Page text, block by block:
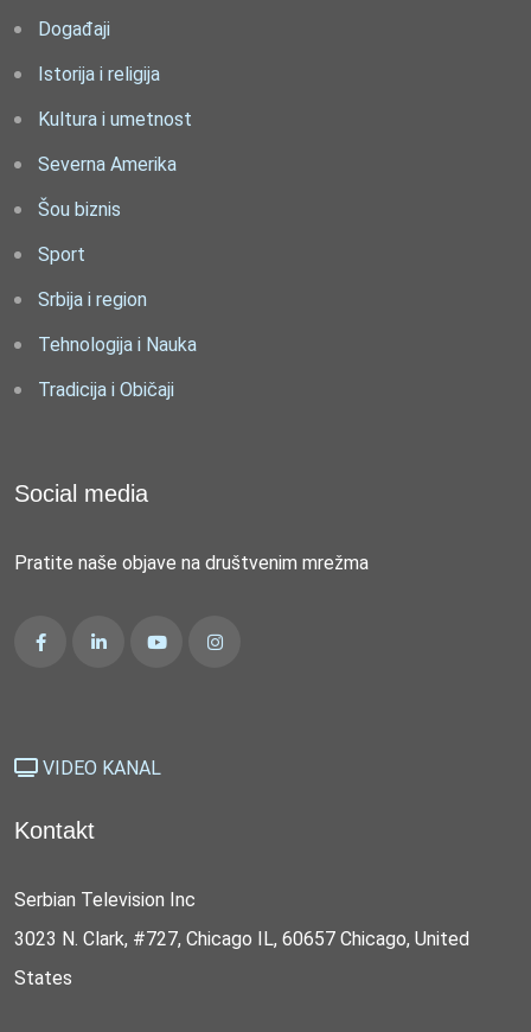
Događaji
Istorija i religija
Kultura i umetnost
Severna Amerika
Šou biznis
Sport
Srbija i region
Tehnologija i Nauka
Tradicija i Običaji
Social media
Pratite naše objave na društvenim mrežma
VIDEO KANAL
Kontakt
Serbian Television Inc
3023 N. Clark, #727, Chicago IL, 60657 Chicago, United
States